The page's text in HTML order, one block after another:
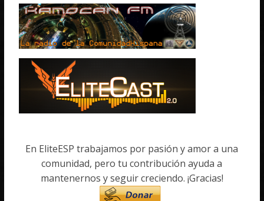
En EliteESP trabajamos por pasión y amor a una
comunidad, pero tu contribución ayuda a
mantenernos y seguir creciendo. ¡Gracias!